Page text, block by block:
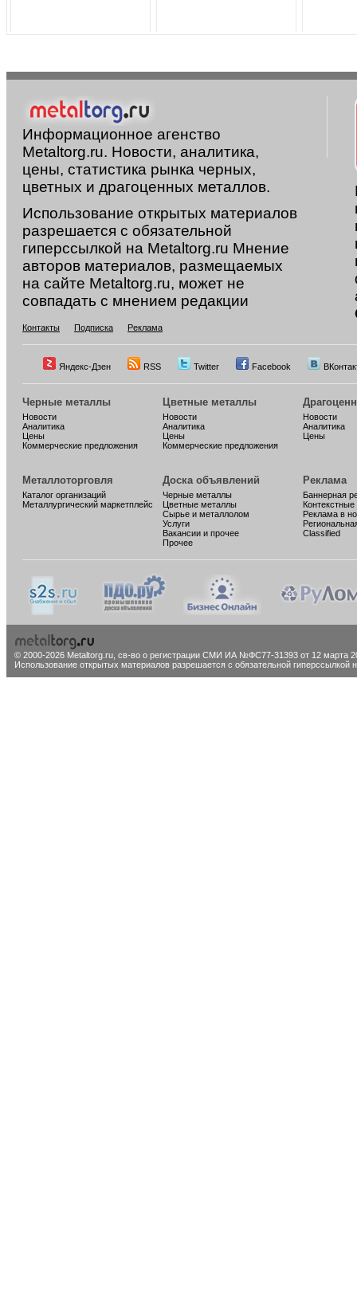
Информационное агенство
Metaltorg.ru. Новости, аналитика,
цены, статистика рынка черных,
цветных и драгоценных металлов.
Использование открытых материалов
разрешается с обязательной
гиперссылкой на Metaltorg.ru Мнение
авторов материалов, размещаемых
на сайте Metaltorg.ru, может не
совпадать с мнением редакции
Контакты Подписка Реклама
Яндекс-Дзен RSS Twitter Facebook
Черные металлы
Новости
Аналитика
Цены
Коммерческие предложения
Цветные металлы
Новости
Аналитика
Цены
Коммерческие предложения
Новости
Аналитика
Цены
Металлоторговля
Каталог организаций
Металлургический маркетплейс
Доска объявлений
Черные металлы
Цветные металлы
Сырье и металлолом
Услуги
Вакансии и прочее
Прочее
Реклама
Баннерная
Реклама в
Classified
© 2000-2026 Metaltorg.ru, св-во о регистрации СМИ ИА №ФС77-31393 от 12 марта
Использование открытых материалов разрешается с обязательной гиперссылкой